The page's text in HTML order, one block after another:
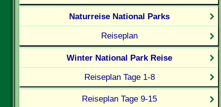
Naturreise National Parks
Reiseplan
Winter National Park Reise
Reiseplan Tage 1-8
Reiseplan Tage 9-15